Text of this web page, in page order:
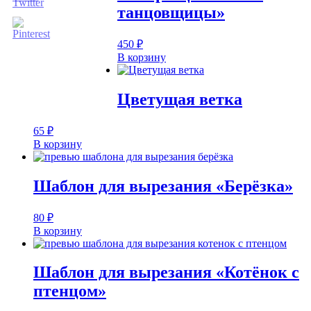
танцовщицы»
450 ₽
В корзину
Цветущая ветка
65 ₽
В корзину
Шаблон для вырезания «Берёзка»
80 ₽
В корзину
Шаблон для вырезания «Котёнок с
птенцом»